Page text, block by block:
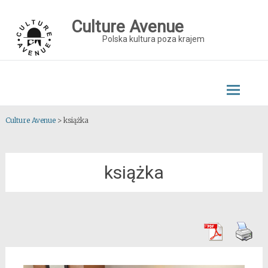
content
Culture Avenue
Polska kultura poza krajem
Culture Avenue> książka
książka